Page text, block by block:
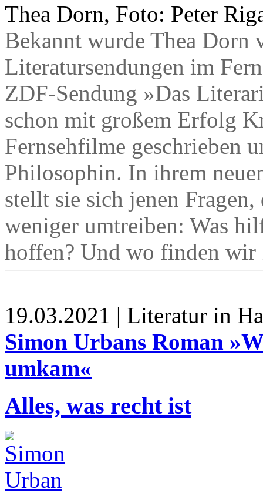
Thea Dorn, Foto: Peter
Bekannt wurde Thea
Literatursendungen im
ZDF-Sendung »Das
schon mit großem Erfolg
Fernsehfilme geschrieben
Philosophin. In ihrem
stellt sie sich jenen
weniger umtreiben: Was
hoffen? Und wo finden wir
19.03.2021 | Literatur in
Simon Urbans Roman
umkam«
Alles, was recht ist